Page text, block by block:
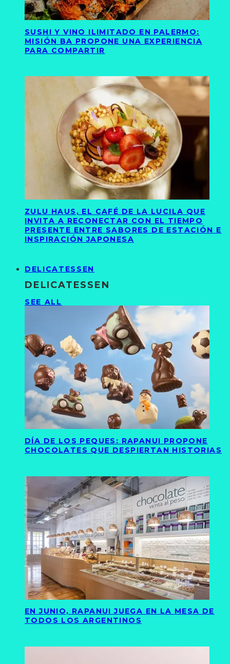
SUSHI Y VINO ILIMITADO EN PALERMO:
MISIÓN BA PROPONE UNA EXPERIENCIA
PARA COMPARTIR
ZULU HAUS, EL CAFÉ DE LA LUCILA QUE
INVITA A RECONECTAR CON EL TIEMPO
PRESENTE ENTRE SABORES DE ESTACIÓN E
INSPIRACIÓN JAPONESA
DELICATESSEN
DELICATESSEN
SEE ALL
DÍA DE LOS PEQUES: RAPANUI PROPONE
CHOCOLATES QUE DESPIERTAN HISTORIAS
EN JUNIO, RAPANUI JUEGA EN LA MESA DE
TODOS LOS ARGENTINOS